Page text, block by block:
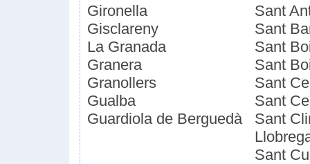
Gironella
Gisclareny
La Granada
Granera
Granollers
Gualba
Guardiola de Berguedà
Sant
Sant
Sant
Sant
Sant
Sant
Sant
Sant